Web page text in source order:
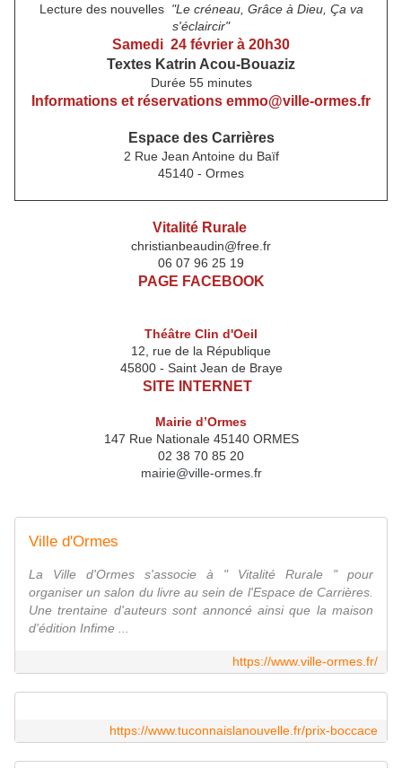
Lecture des nouvelles "Le créneau, Grâce à Dieu, Ça va
s'éclaircir"
Samedi 24 février à 20h30
Textes Katrin Acou-Bouaziz
Durée 55 minutes
Informations et réservations emmo@ville-ormes.fr
Espace des Carrières
2 Rue Jean Antoine du Baïf
45140 - Ormes
Vitalité Rurale
christianbeaudin@free.fr
06 07 96 25 19
PAGE FACEBOOK
Théâtre Clin d'Oeil
12, rue de la République
45800 - Saint Jean de Braye
SITE INTERNET
Mairie d’Ormes
147 Rue Nationale 45140 ORMES
02 38 70 85 20
mairie@ville-ormes.fr
Ville d'Ormes
La Ville d'Ormes s'associe à " Vitalité Rurale " pour
organiser un salon du livre au sein de l'Espace de Carrières.
Une trentaine d'auteurs sont annoncé ainsi que la maison
d'édition Infime ...
https://www.ville-ormes.fr/
https://www.tuconnaislanouvelle.fr/prix-boccace